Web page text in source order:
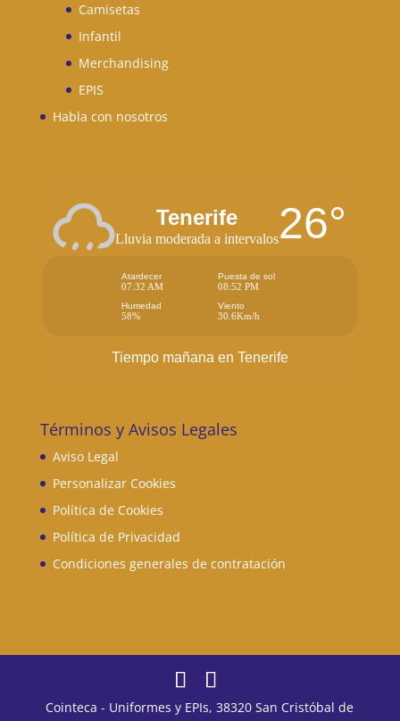
Camisetas
Infantil
Merchandising
EPIS
Habla con nosotros
Tenerife
Lluvia moderada a intervalos26°
Atardecer
07:32 AM
Puesta de sol
08:52 PM
Humedad
58%
Viento
30.6Km/h
Tiempo mañana en Tenerife
Términos y Avisos Legales
Aviso Legal
Personalizar Cookies
Política de Cookies
Política de Privacidad
Condiciones generales de contratación
Cointeca - Uniformes y EPIs, 38320 San Cristóbal de